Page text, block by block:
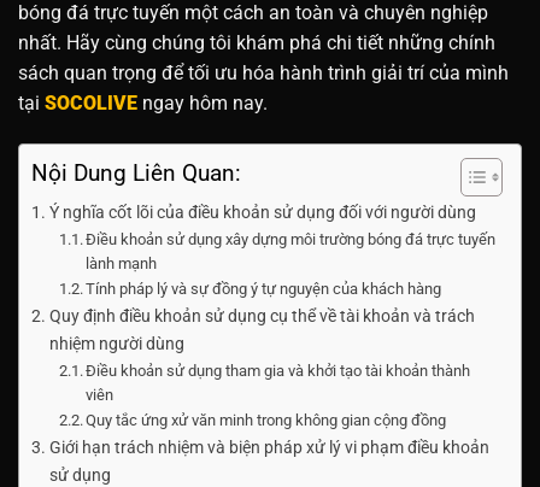
bóng đá trực tuyến một cách an toàn và chuyên nghiệp
nhất. Hãy cùng chúng tôi khám phá chi tiết những chính
sách quan trọng để tối ưu hóa hành trình giải trí của mình
tại SOCOLIVE ngay hôm nay.
Nội Dung Liên Quan:
Ý nghĩa cốt lõi của điều khoản sử dụng đối với người dùng
Điều khoản sử dụng xây dựng môi trường bóng đá trực tuyến
lành mạnh
Tính pháp lý và sự đồng ý tự nguyện của khách hàng
Quy định điều khoản sử dụng cụ thể về tài khoản và trách
nhiệm người dùng
Điều khoản sử dụng tham gia và khởi tạo tài khoản thành
viên
Quy tắc ứng xử văn minh trong không gian cộng đồng
Giới hạn trách nhiệm và biện pháp xử lý vi phạm điều khoản
sử dụng